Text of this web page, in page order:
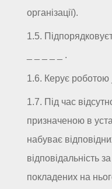
організації).
1.5.
_ _ _ _ _ .
1.6. Керує роботою
1.7. Під час
призначеною в
набуває
відповідальність
покладених на